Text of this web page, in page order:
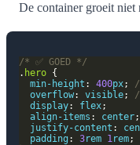
De container groeit niet
/* ✅ GOED */
. hero
min-height : 400px;
overflow: visible;
display: flex
align-items : center
justify-content :
padding : 3rem 1rem;